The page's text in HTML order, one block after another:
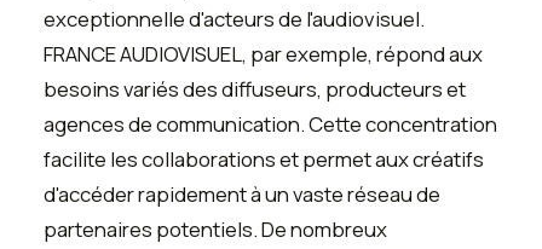
exceptionnelle d'acteurs de l'audiovisuel.
FRANCE AUDIOVISUEL, par exemple, répond aux
besoins variés des diffuseurs, producteurs et
agences de communication. Cette concentration
facilite les collaborations et permet aux créatifs
d'accéder rapidement à un vaste réseau de
partenaires potentiels. De nombreux